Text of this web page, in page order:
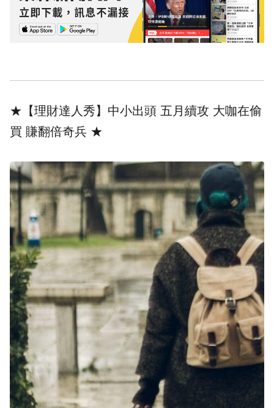
★【理財達人秀】中小出頭 五月續攻 大咖在偷
買 賺翻倍奇兵 ★